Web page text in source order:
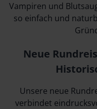
Vampiren und
so einfach und
Neue
Unsere neue
verbindet